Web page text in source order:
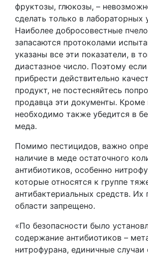
фруктозы, глюкозы, –
сделать только в лабораторных
Наиболее добросовестные
запасаются протоколами
указаны все эти показатели, в
диастазное число. Поэтому
прибрести действительно
продукт, не постесняйтесь
продавца эти документы. Кроме
необходимо также убедится в
меда.
Помимо пестицидов, важно
наличие в меде остаточного
антибиотиков, особенно
которые относятся к группе
антибактериальных средств. Их
области запрещено.
«По безопасности было
содержание антибиотиков –
нитрофурана, единичные случаи